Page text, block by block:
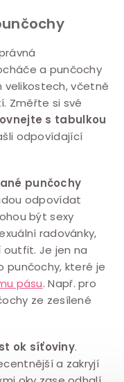
a punčochy
velikostech, včetně
Změřte si své
s tabulkou
odpovídající
punčochy
odpovídat
být sexy
radovánky,
Je jen na
punčochy, které je
pásu. Např. pro
ze zesílené
ok síťoviny.
a zakryjí